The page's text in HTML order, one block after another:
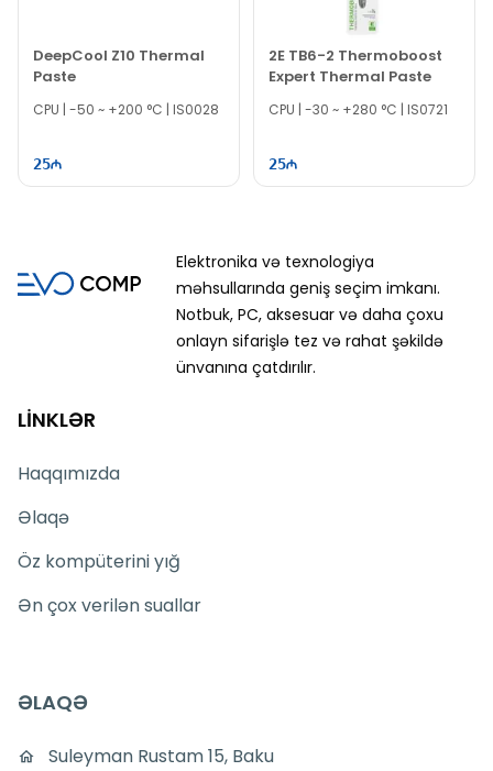
DeepCool Z10 Thermal
Paste
CPU | -50 ~ +200 °C | IS0028
25
2E TB6-2 Thermoboost
Expert Thermal Paste
CPU | -30 ~ +280 °C | IS0721
25
Elektronika və texnologiya
məhsullarında geniş seçim imkanı.
Notbuk, PC, aksesuar və daha çoxu
onlayn sifarişlə tez və rahat şəkildə
ünvanına çatdırılır.
LİNKLƏR
Haqqımızda
Əlaqə
Öz kompüterini yığ
Ən çox verilən suallar
ƏLAQƏ
Suleyman Rustam 15, Baku